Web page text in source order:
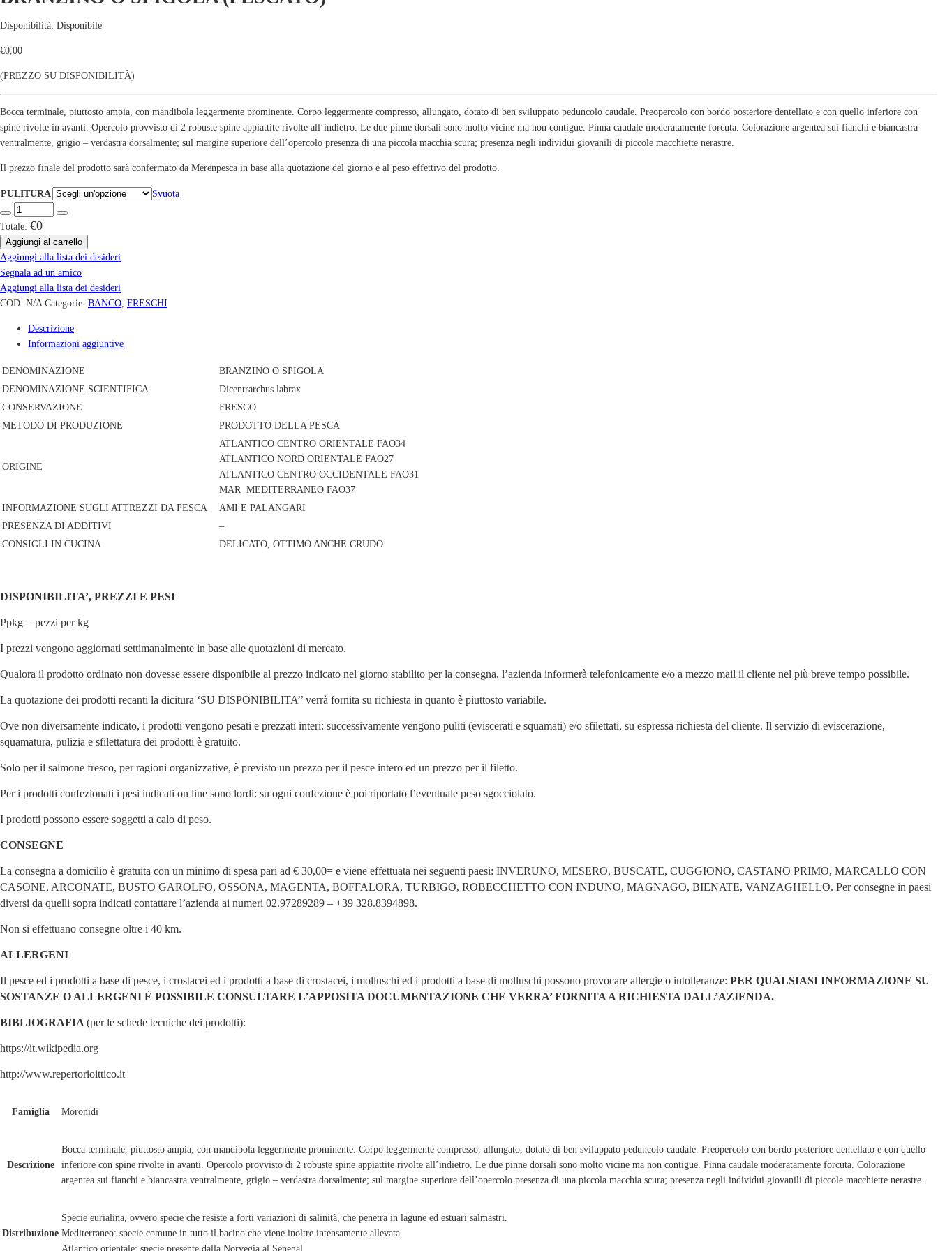
Disponibilità: Disponibile
€0,00
(PREZZO SU DISPONIBILITÀ)
Bocca terminale, piuttosto ampia, con mandibola leggermente prominente. Corpo leggermente compresso, allungato, dotato di ben sviluppato peduncolo caudale. Preopercolo con bordo posteriore dentellato e con quello inferiore con
spine rivolte in avanti. Opercolo provvisto di 2 robuste spine appiattite rivolte all’indietro. Le due pinne dorsali sono molto vicine ma non contigue. Pinna caudale moderatamente forcuta. Colorazione argentea sui fianchi e biancastra
ventralmente, grigio – verdastra dorsalmente; sul margine superiore dell’opercolo presenza di una piccola macchia scura; presenza negli individui giovanili di piccole macchiette nerastre.
Il prezzo finale del prodotto sarà confermato da Merenpesca in base alla quotazione del giorno e al peso effettivo del prodotto.
PULITURA Svuota
Totale: €0
Aggiungi al carrello
Aggiungi alla lista dei desideri
Segnala ad un amico
Aggiungi alla lista dei desideri
COD: N/A Categorie: BANCO, FRESCHI
Descrizione
Informazioni aggiuntive
DENOMINAZIONE
BRANZINO O SPIGOLA
DENOMINAZIONE SCIENTIFICA
Dicentrarchus labrax
CONSERVAZIONE
FRESCO
METODO DI PRODUZIONE
PRODOTTO DELLA PESCA
ORIGINE
ATLANTICO CENTRO ORIENTALE FAO34
ATLANTICO NORD ORIENTALE FAO27
ATLANTICO CENTRO OCCIDENTALE FAO31
MAR MEDITERRANEO FAO37
INFORMAZIONE SUGLI ATTREZZI DA PESCA
AMI E PALANGARI
PRESENZA DI ADDITIVI
–
CONSIGLI IN CUCINA
DELICATO, OTTIMO ANCHE CRUDO
DISPONIBILITA’, PREZZI E PESI
Ppkg = pezzi per kg
I prezzi vengono aggiornati settimanalmente in base alle quotazioni di mercato.
Qualora il prodotto ordinato non dovesse essere disponibile al prezzo indicato nel giorno stabilito per la consegna, l’azienda informerà telefonicamente e/o a mezzo mail il cliente nel più breve tempo possibile.
La quotazione dei prodotti recanti la dicitura ‘SU DISPONIBILITA’’ verrà fornita su richiesta in quanto è piuttosto variabile.
Ove non diversamente indicato, i prodotti vengono pesati e prezzati interi: successivamente vengono puliti (eviscerati e squamati) e/o sfilettati, su espressa richiesta del cliente. Il servizio di eviscerazione,
squamatura, pulizia e sfilettatura dei prodotti è gratuito.
Solo per il salmone fresco, per ragioni organizzative, è previsto un prezzo per il pesce intero ed un prezzo per il filetto.
Per i prodotti confezionati i pesi indicati on line sono lordi: su ogni confezione è poi riportato l’eventuale peso sgocciolato.
I prodotti possono essere soggetti a calo di peso.
CONSEGNE
La consegna a domicilio è gratuita con un minimo di spesa pari ad € 30,00= e viene effettuata nei seguenti paesi: INVERUNO, MESERO, BUSCATE, CUGGIONO, CASTANO PRIMO, MARCALLO CON
CASONE, ARCONATE, BUSTO GAROLFO, OSSONA, MAGENTA, BOFFALORA, TURBIGO, ROBECCHETTO CON INDUNO, MAGNAGO, BIENATE, VANZAGHELLO. Per consegne in paesi
diversi da quelli sopra indicati contattare l’azienda ai numeri 02.97289289 – +39 328.8394898.
Non si effettuano consegne oltre i 40 km.
ALLERGENI
Il pesce ed i prodotti a base di pesce, i crostacei ed i prodotti a base di crostacei, i molluschi ed i prodotti a base di molluschi possono provocare allergie o intolleranze: PER QUALSIASI INFORMAZIONE SU
SOSTANZE O ALLERGENI È POSSIBILE CONSULTARE L’APPOSITA DOCUMENTAZIONE CHE VERRA’ FORNITA A RICHIESTA DALL’AZIENDA.
BIBLIOGRAFIA (per le schede tecniche dei prodotti):
https://it.wikipedia.org
http://www.repertorioittico.it
Famiglia Moronidi
Descrizione
Bocca terminale, piuttosto ampia, con mandibola leggermente prominente. Corpo leggermente compresso, allungato, dotato di ben sviluppato peduncolo caudale. Preopercolo con bordo posteriore dentellato e con quello
inferiore con spine rivolte in avanti. Opercolo provvisto di 2 robuste spine appiattite rivolte all’indietro. Le due pinne dorsali sono molto vicine ma non contigue. Pinna caudale moderatamente forcuta. Colorazione
argentea sui fianchi e biancastra ventralmente, grigio – verdastra dorsalmente; sul margine superiore dell’opercolo presenza di una piccola macchia scura; presenza negli individui giovanili di piccole macchiette nerastre.
Distribuzione
Specie eurialina, ovvero specie che resiste a forti variazioni di salinità, che penetra in lagune ed estuari salmastri.
Mediterraneo: specie comune in tutto il bacino che viene inoltre intensamente allevata.
Atlantico orientale: specie presente dalla Norvegia al Senegal.